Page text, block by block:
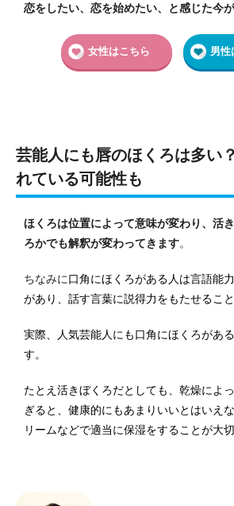
恋をしたい、恋を始めたい、と感じた今
女性はこちら 男性
芸能人にも唇のほくろは多い
れている可能性も
ほくろは位置によって意味が変わり、活
ろかでも解釈が変わってきます。
ちなみに口角にほくろがある人は言語能
があり、話す言葉に説得力をもたせること
実際、人気芸能人にも口角にほくろがあ
す。
たとえ活きぼくろだとしても、乾燥によ
ぎると、健康的にもあまりいいとはいえ
リームなどで適当に保湿をすることが大切